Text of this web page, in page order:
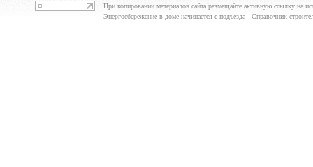
При копировании материалов сайта размещайте активную ссылку на
Энергосбережение в доме начинается с подъезда - Справочник